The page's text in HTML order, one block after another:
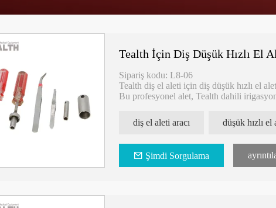
Tealth İçin Diş Düşük Hızlı El
Sipariş kodu: L8-06
Tealth diş el aleti için diş düşük hızlı el
Bu profesyonel alet, Tealth dahili
diş el aleti aracı
düşük hızlı el
Şimdi Sorgulama